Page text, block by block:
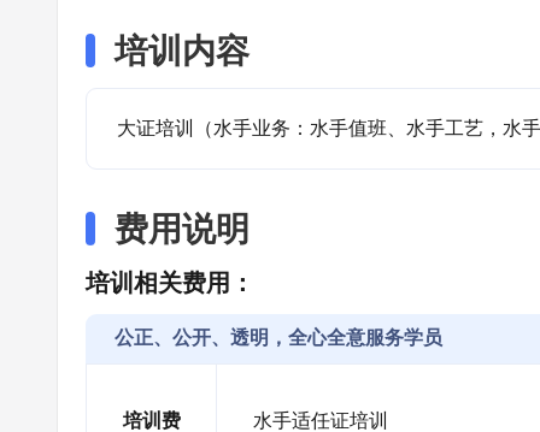
培训内容
大证培训（水手业务：水手值班、水手工艺，水
费用说明
培训相关费用：
公正、公开、透明，全心全意服务学员
培训费 水手适任证培训